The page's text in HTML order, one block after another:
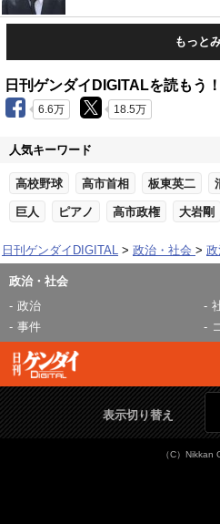
もっと
日刊ゲンダイDIGITALを読もう！
6.6万 18.5万
人気キーワード
高校野球 高市首相 板東英二
巨人 ピアノ 高市政権 大岩剛
日刊ゲンダイDIGITAL 政治・社会
政治・社会
政治
事件
表示切り替え
（C）Nikkan